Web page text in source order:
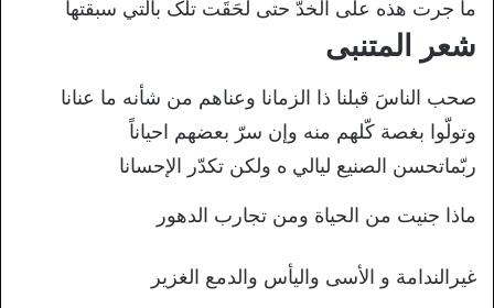
ما جرت هذه علی الخدّ حتی لحَقَت تلک بالتي سبقتها
شعر المتنبی
صحب الناسَ قبلنا ذا الزمانا وعناهم من شأنه ما عنانا
وتولّوا بغصة کّلهم منه وإن سرّ بعضهم احیاناً
ربّماتحسن الصنیع لیالي ه ولکن تکدّر الإحسانا
ماذا جنیت من الحیاة ومن تجارب الدهور
غیرالندامة و الأسی والیأس والدمع الغزیر